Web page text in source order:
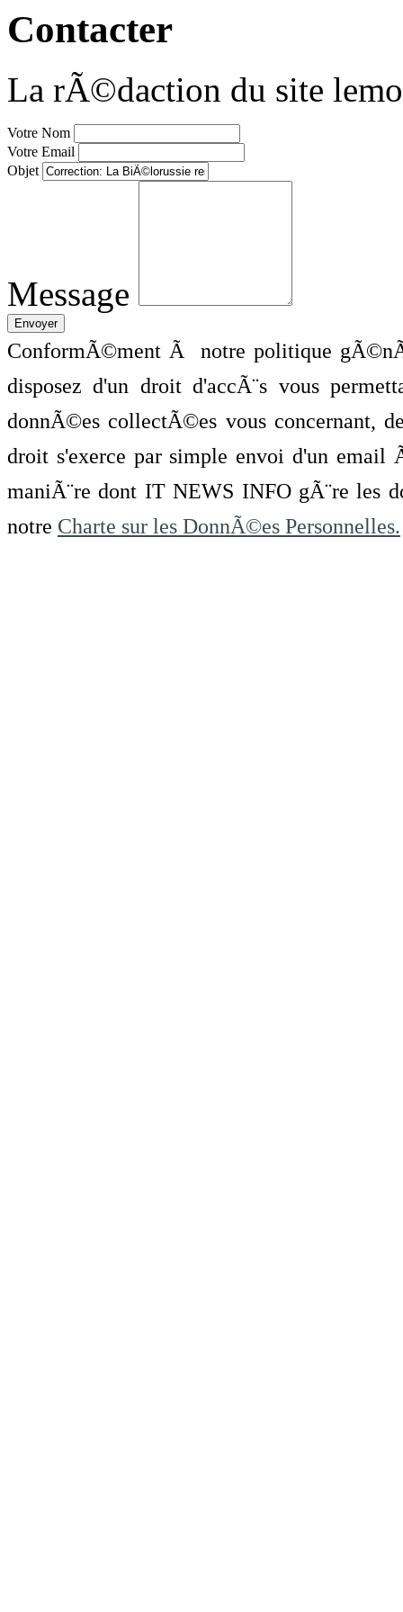
Contacter
La rÃ©daction du site
Votre Nom
Votre Email
Objet
Message
ConformÃ©ment Ã notre politique
disposez d'un droit d'accÃ¨s vous
donnÃ©es collectÃ©es vous concernant,
droit s'exerce par simple envoi d'un
maniÃ¨re dont IT NEWS INFO gÃ¨re les
notre Charte sur les DonnÃ©es Personnelles.